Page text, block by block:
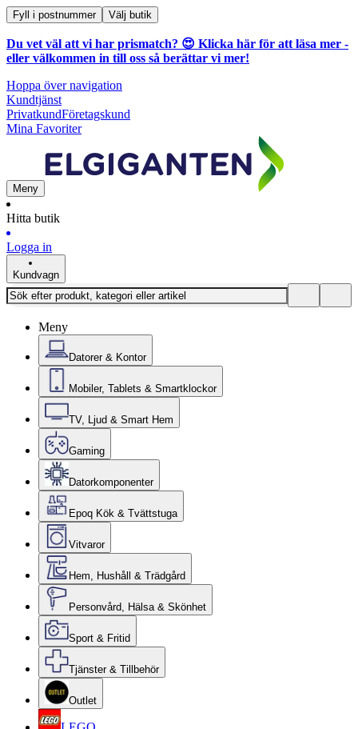
Fyll i postnummer Välj butik
Du vet väl att vi har prismatch? 😍 Klicka här för att läsa mer -
eller välkommen in till oss så berättar vi mer!
Hoppa över navigation
Kundtjänst
PrivatkundFöretagskund
Mina Favoriter
Meny
Hitta butik
Logga in
Kundvagn
Meny
Datorer & Kontor
Mobiler, Tablets & Smartklockor
TV, Ljud & Smart Hem
Gaming
Datorkomponenter
Epoq Kök & Tvättstuga
Vitvaror
Hem, Hushåll & Trädgård
Personvård, Hälsa & Skönhet
Sport & Fritid
Tjänster & Tillbehör
Outlet